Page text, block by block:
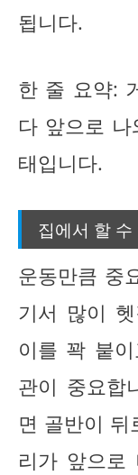
됩니다.
한 줄 요약:
다 앞으로
태입니다.
집에서 할
운동만큼 중
기서 많이
이를 꽉 붙
관이 중요합
면 골반이 뒤
리가 앞으로